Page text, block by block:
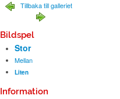
Tillbaka till galleriet
Bildspel
Stor
Mellan
Liten
Information